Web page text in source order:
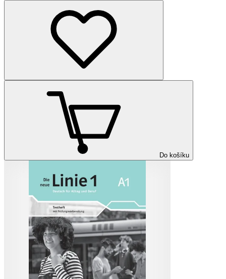
Do košíku